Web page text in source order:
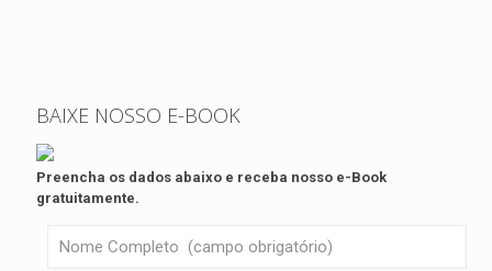
BAIXE NOSSO E-BOOK
Preencha os dados abaixo e receba nosso e-Book
gratuitamente.